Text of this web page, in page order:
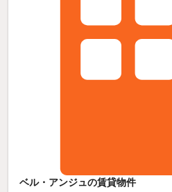
ベル・アンジュの賃貸物件